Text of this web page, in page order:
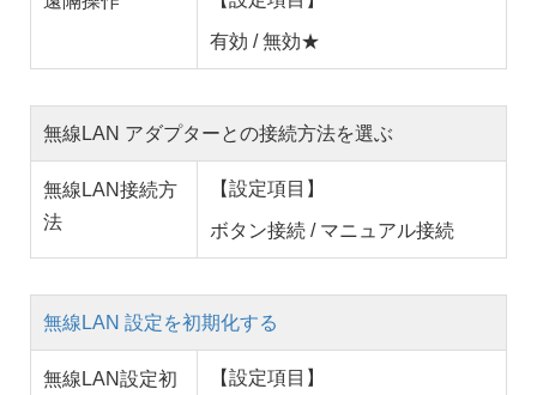
有効 / 無効★
無線LAN アダプターとの接続方法を選ぶ
無線LAN接続方
法
【設定項目】
ボタン接続 / マニュアル接続
無線LAN 設定を初期化する
無線LAN設定初 【設定項目】